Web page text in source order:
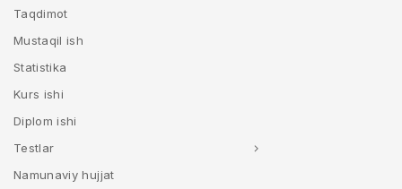
Taqdimot
Mustaqil ish
Statistika
Kurs ishi
Diplom ishi
Testlar
Namunaviy hujjat